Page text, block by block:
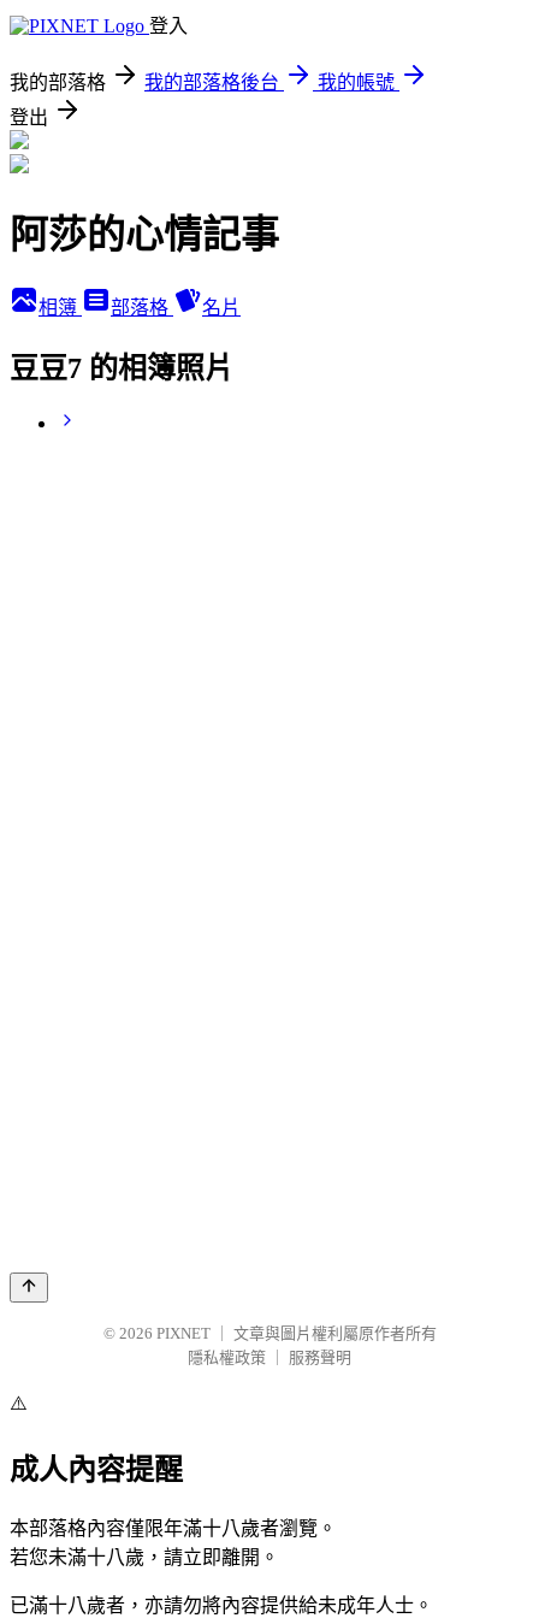
登入
我的部落格 我的部落格後台
我的帳號
登出
阿莎的心情記事
相簿 部落格 名片
豆豆7 的相簿照片
© 2026 PIXNET
文章與圖片權利屬原作者所有
隱私權政策
服務聲明
⚠️
成人內容提醒
本部落格內容僅限年滿十八歲者瀏覽。
若您未滿十八歲，請立即離開。
已滿十八歲者，亦請勿將內容提供給未成年人士。